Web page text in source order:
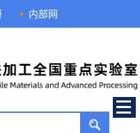
内部网